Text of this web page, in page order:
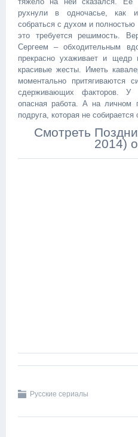
рухнули в одночасье, как
собраться с духом и полностью
это требуется решимость.
Сергеем – обходительным
прекрасно ухаживает и
красивые жесты. Иметь
моментально притягиваются
сдерживающих факторов.
опасная работа. А на личном
подруга, которая не собирается
Смотреть
2014)
Русские сериалы